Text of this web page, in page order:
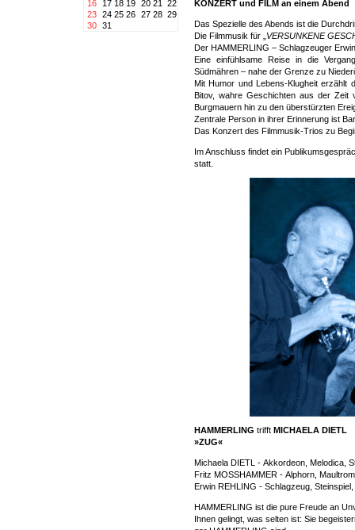
16
17 18 19 20 21
22
23 24 25 26 27 28 29
30 31
KONZERT und FILM an einem Abend
Das Spezielle des Abends ist die
Die Filmmusik für „ VERSUNKENE
Der HAMMERLING – Schlagzeuger
Eine einfühlsame Reise in die
Südmähren – nahe der Grenze zu
Mit Humor und Lebens-Klugheit erzählt
Bitov, wahre Geschichten aus der Zeit
Burgmauern hin zu den überstürzten
Zentrale Person in ihrer Erinnerung ist
Das Konzert des Filmmusik-Trios zu
Im Anschluss findet ein
statt.
HAMMERLING trifft MICHAELA DIETL
»ZUG«
Michaela DIETL - Akkordeon, Melodica,
Fritz MOSSHAMMER - Alphorn,
Erwin REHLING - Schlagzeug,
HAMMERLING ist die pure Freude an
Ihnen gelingt, was selten ist: Sie